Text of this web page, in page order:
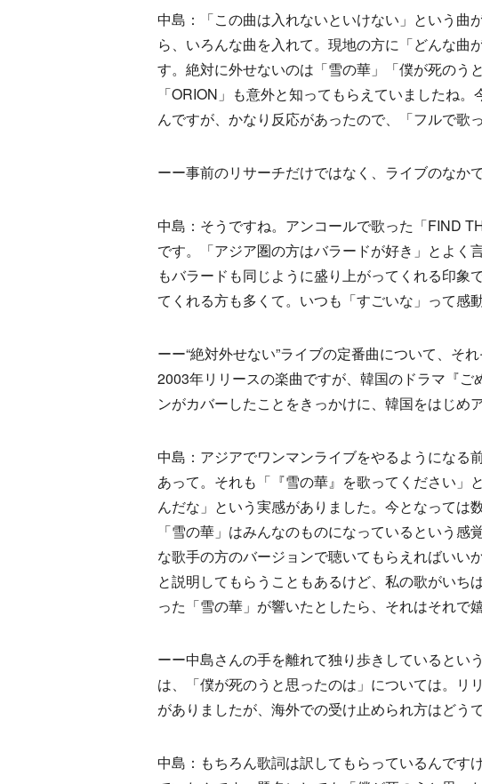
中島：「この曲は入れないといけない」という曲
ら、いろんな曲を入れて。現地の方に「どんな曲
す。絶対に外せないのは「雪の華」「僕が死のう
「ORION」も意外と知ってもらえていましたね
んですが、かなり反応があったので、「フルで歌
ーー事前のリサーチだけではなく、ライブのなか
中島：そうですね。アンコールで歌った「FIND
です。「アジア圏の方はバラードが好き」とよく
もバラードも同じように盛り上がってくれる印象
てくれる方も多くて。いつも「すごいな」って感動
ーー“絶対外せない”ライブの定番曲について、そ
2003年リリースの楽曲ですが、韓国のドラマ『
ンがカバーしたことをきっかけに、韓国をはじめ
中島：アジアでワンマンライブをやるようになる
あって。それも「『雪の華』を歌ってください」
んだな」という実感がありました。今となっては
「雪の華」はみんなのものになっているという
な歌手の方のバージョンで聴いてもらえればいい
と説明してもらうこともあるけど、私の歌がいち
った「雪の華」が響いたとしたら、それはそれで
ーー中島さんの手を離れて独り歩きしているとい
は、「僕が死のうと思ったのは」については。リ
がありましたが、海外での受け止められ方はどう
中島：もちろん歌詞は訳してもらっているんです